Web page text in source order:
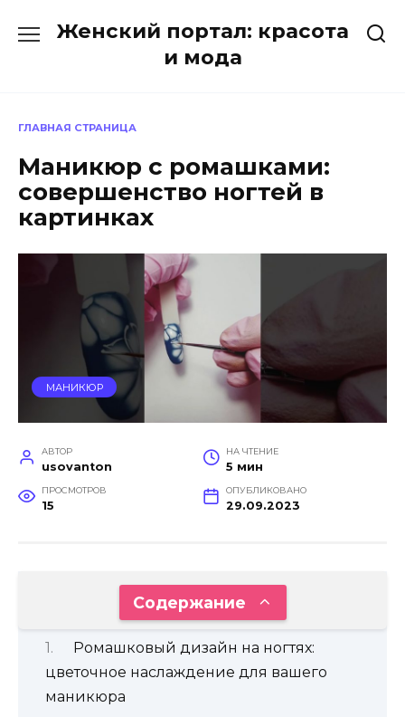
Женский портал: красота
и мода
ГЛАВНАЯ СТРАНИЦА
Маникюр с ромашками:
совершенство ногтей в
картинках
МАНИКЮР
АВТОР
usovanton
НА ЧТЕНИЕ
5 мин
ПРОСМОТРОВ
15
ОПУБЛИКОВАНО
29.09.2023
Содержание
Ромашковый дизайн на ногтях:
цветочное наслаждение для вашего
маникюра